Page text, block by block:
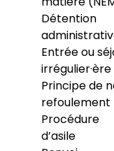
Détention
Entrée ou
irrégulier·ère
Principe de
refoulement
Procédure
d’asile